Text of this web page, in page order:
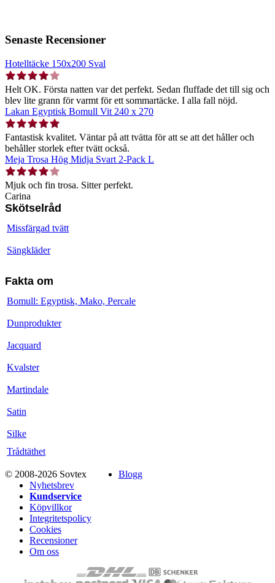
Senaste Recensioner
Hotelltäcke 150x200 Sval
Helt OK. Första natten var det perfekt. Sedan fluffade det till sig och
blev lite grann för varmt för ett sommartäcke. I alla fall nöjd.
Lakan Egyptisk Bomull Vit 240 x 270
Fantastisk kvalitet. Väntar på att tvätta för att se att det håller och
behåller storlek efter tvätt också.
Meja Trosa Hög Midja Svart 2-Pack L
Mjuk och fin trosa. Sitter perfekt.
Carina
Skötselråd
Missfärgad tvätt
Sängkläder
Fakta om
Bomull: Egyptisk, Mako, Percale
Dunprodukter
Jacquard
Kvalster
Martindale
Satin
Silke
Trådtäthet
© 2008-2026 Sovtex
Blogg
Nyhetsbrev
Kundservice
Köpvillkor
Integritetspolicy
Cookies
Recensioner
Om oss